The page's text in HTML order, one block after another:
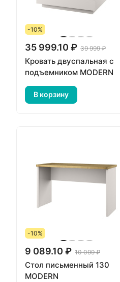
-10%
35 999.10 ₽ 39 999 ₽
Кровать двуспальная с
подъемником MODERN
В корзину
-10%
9 089.10 ₽ 10 099 ₽
Стол письменный 130
MODERN